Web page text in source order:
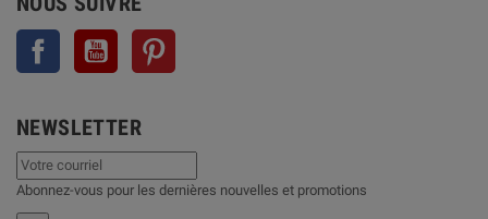
Facebook YouTube
NEWSLETTER
Abonnez-vous pour les dernières nouvelles et promotions